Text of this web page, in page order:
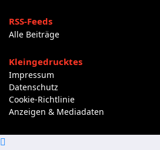
RSS-Feeds
Alle Beiträge
Kleingedrucktes
Impressum
Datenschutz
Cookie-Richtlinie
Anzeigen & Mediadaten